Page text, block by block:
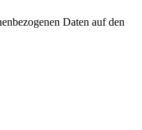
Daten auf den